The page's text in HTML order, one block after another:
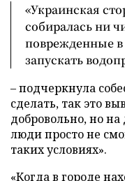
«Украинская
собиралась ни
поврежденные в
запускать
– подчеркнула
сделать, так это
добровольно, но
люди просто не
таких условиях».
«Когда в городе